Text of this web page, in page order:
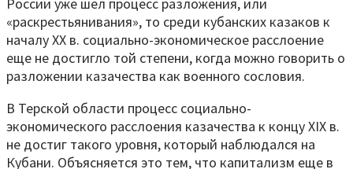
«раскрестьянивания», то среди кубанских казаков к
началу XX в. социально-экономическое расслоение
еще не достигло той степени, когда можно говорить о
разложении казачества как военного сословия.
В Терской области процесс социально-
экономического расслоения казачества к концу XIX в.
не достиг такого уровня, который наблюдался на
Кубани. Объясняется это тем, что капитализм еще в